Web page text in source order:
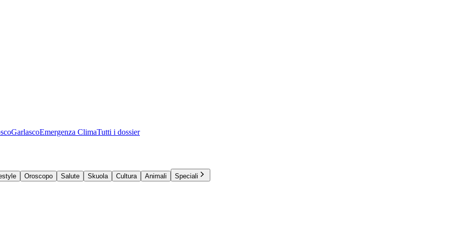
GarlascoEmergenza ClimaTutti i dossier
Oroscopo Salute Skuola Cultura Animali Speciali